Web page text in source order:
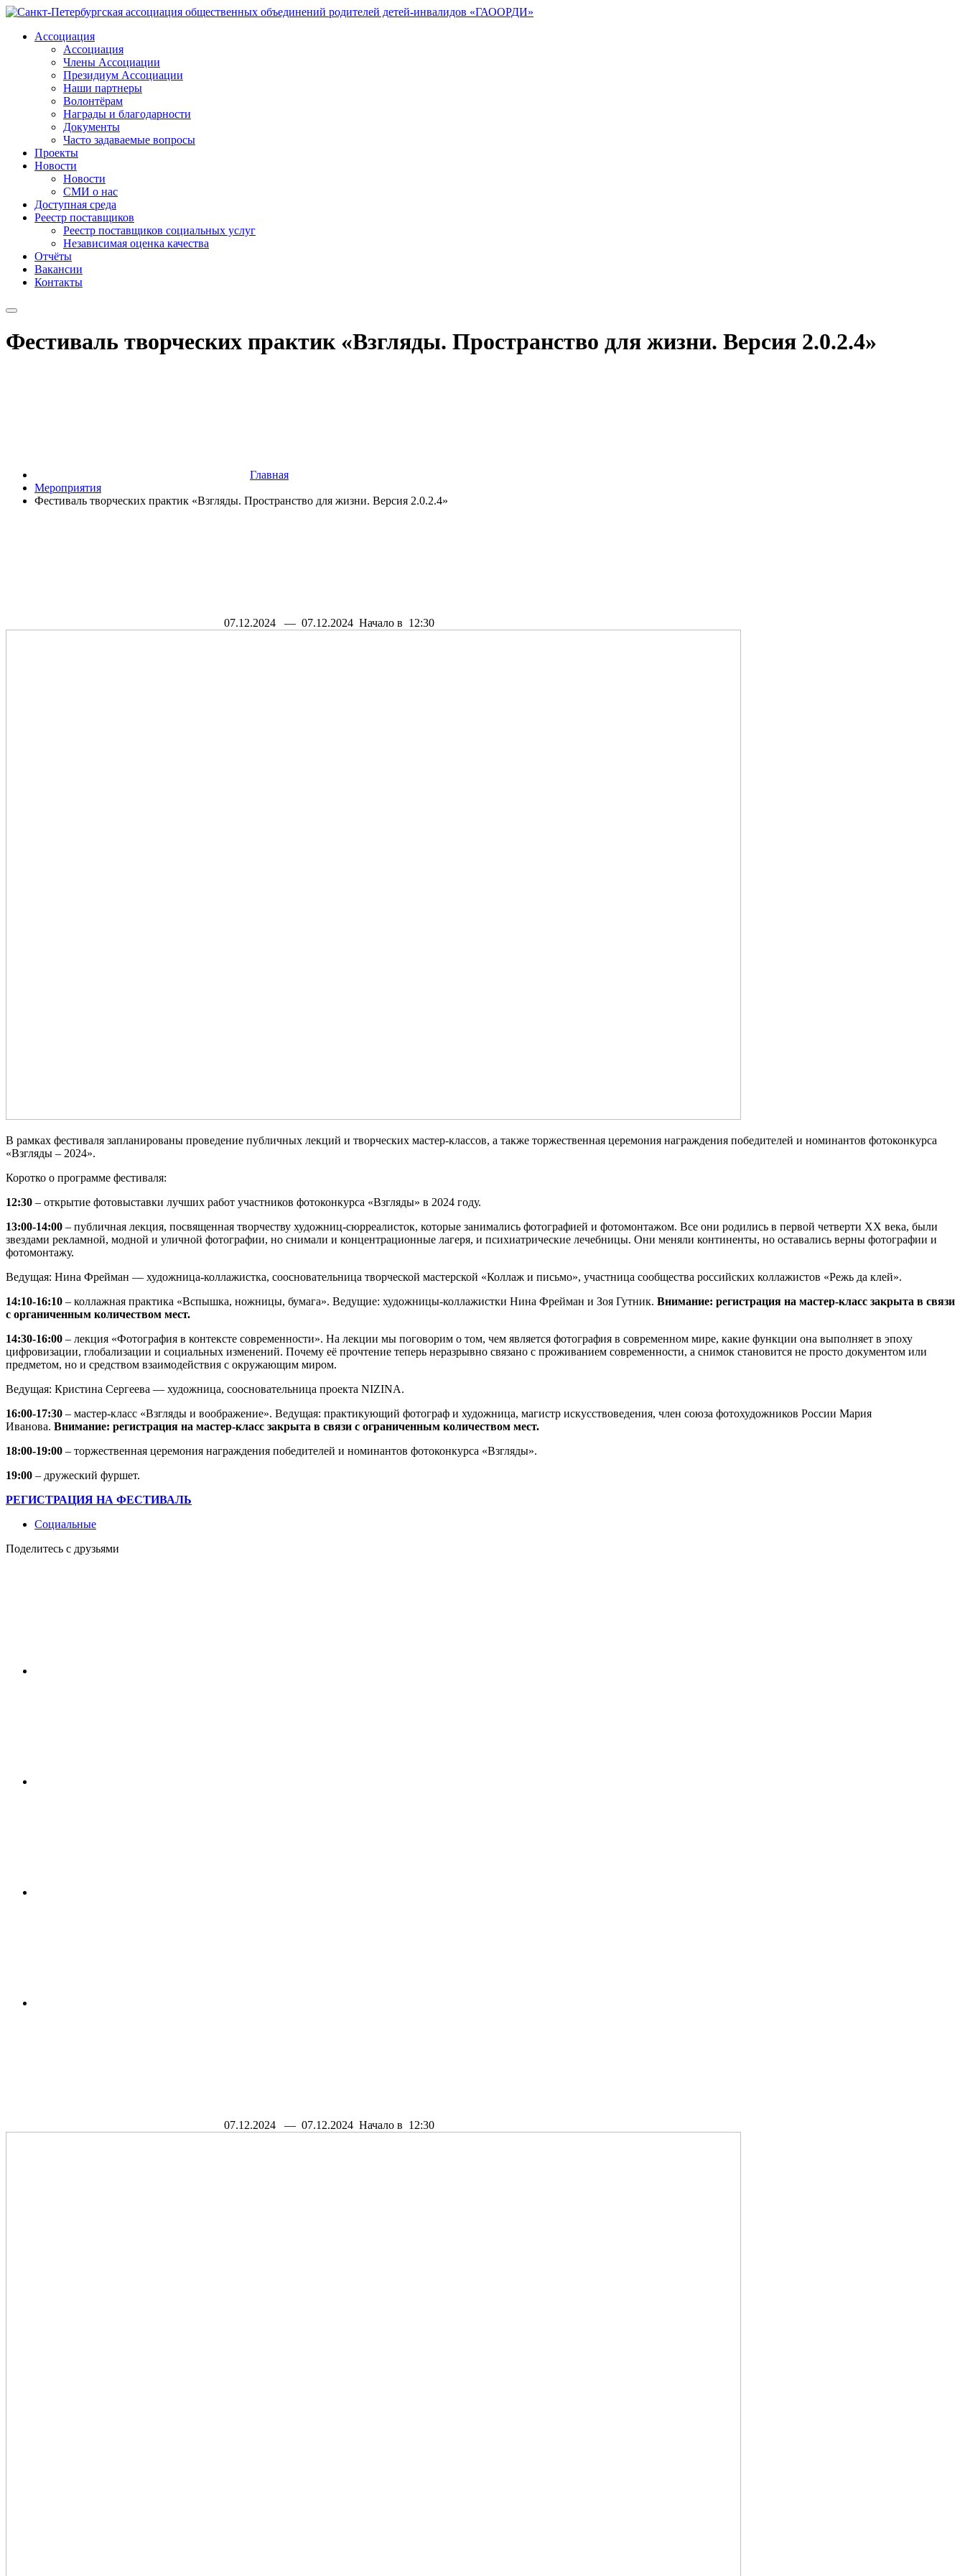
Ассоциация
Ассоциация
Члены Ассоциации
Президиум Ассоциации
Наши партнеры
Волонтёрам
Награды и благодарности
Документы
Часто задаваемые вопросы
Проекты
Новости
Новости
СМИ о нас
Доступная среда
Реестр поставщиков
Реестр поставщиков социальных услуг
Независимая оценка качества
Отчёты
Вакансии
Контакты
Фестиваль творческих практик «Взгляды. Пространство для жизни. Версия 2.0.2.4»
Главная
Мероприятия
Фестиваль творческих практик «Взгляды. Пространство для жизни. Версия 2.0.2.4»
07.12.2024 — 07.12.2024 Начало в 12:30
В рамках фестиваля запланированы проведение публичных лекций и творческих мастер-классов, а также торжественная церемония награждения победителей и номинантов фотоконкурса
«Взгляды – 2024».
Коротко о программе фестиваля:
12:30 – открытие фотовыставки лучших работ участников фотоконкурса «Взгляды» в 2024 году.
13:00-14:00 – публичная лекция, посвященная творчеству художниц-сюрреалисток, которые занимались фотографией и фотомонтажом. Все они родились в первой четверти ХХ века, были
звездами рекламной, модной и уличной фотографии, но снимали и концентрационные лагеря, и психиатрические лечебницы. Они меняли континенты, но оставались верны фотографии и
фотомонтажу.
Ведущая: Нина Фрейман — художница-коллажистка, соосновательница творческой мастерской «Коллаж и письмо», участница сообщества российских коллажистов «Режь да клей».
14:10-16:10 – коллажная практика «Вспышка, ножницы, бумага». Ведущие: художницы-коллажистки Нина Фрейман и Зоя Гутник. Внимание: регистрация на мастер-класс закрыта в связи
с органиченным количеством мест.
14:30-16:00 – лекция «Фотография в контексте современности». На лекции мы поговорим о том, чем является фотография в современном мире, какие функции она выполняет в эпоху
цифровизации, глобализации и социальных изменений. Почему её прочтение теперь неразрывно связано с проживанием современности, а снимок становится не просто документом или
предметом, но и средством взаимодействия с окружающим миром.
Ведущая: Кристина Сергеева — художница, соосновательница проекта NIZINA.
16:00-17:30 – мастер-класс «Взгляды и воображение». Ведущая: практикующий фотограф и художница, магистр искусствоведения, член союза фотохудожников России Мария
Иванова. Внимание: регистрация на мастер-класс закрыта в связи с ограниченным количеством мест.
18:00-19:00 – торжественная церемония награждения победителей и номинантов фотоконкурса «Взгляды».
19:00 – дружеский фуршет.
РЕГИСТРАЦИЯ НА ФЕСТИВАЛЬ
Социальные
Поделитесь с друзьями
07.12.2024 — 07.12.2024 Начало в 12:30